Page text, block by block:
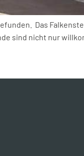
Das
sind nicht nur